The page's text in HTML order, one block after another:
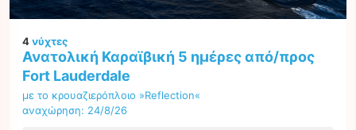
4νύχτες
Ανατολική Καραϊβική 5 ημέρες από/προς
Fort Lauderdale
με το κρουαζιερόπλοιο »Reflection«
αναχώρηση: 24/8/26